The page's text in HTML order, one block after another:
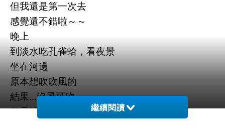
但我還是第一次去
感覺還不錯啦～～
晚上
到淡水吃孔雀蛤，看夜景
坐在河邊
原本想吹吹風的
結果...沒風可吹
但是涼爽的天氣 讓我的心情也好了起來
繼續閱讀